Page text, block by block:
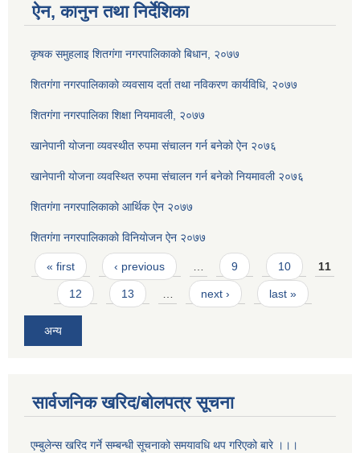
ऐन, कानुन तथा निर्देशिका
कृषक समुहलाइ शितग‌ंगा नगरपालिकाकाे बिधान, २०७७
शितगंगा नगरपालिकाकाे व्यवसाय दर्ता तथा नविकरण कार्यविधि, २०७७
शितगंगा नगरपालिका शिक्षा नियमावली, २०७७
खानेपानी योजना व्यवस्थीत रुपमा संचालन गर्न बनेको ऐन २०७६
खानेपानी योजना व्यवस्थित रुपमा संचालन गर्न बनेको नियमावली २०७६
शितगंगा नगरपालिकाकाे आर्थिक ऐन २०७७
शितगंगा नगरपालिकाकाे विनियाेजन ऐन २०७७
Pages
« first ‹ previous 9 10 11
12 13 next › last »
अन्य
सार्वजनिक खरिद/बोलपत्र सूचना
एम्बुलेन्स खरिद गर्ने सम्बन्धी सूचनाको समयावधि थप गरिएको बारे ।।।